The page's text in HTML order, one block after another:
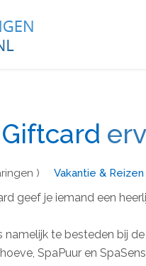
) Vakantie & Reizen
geef je iemand een
namelijk te besteden bij
SpaPuur en